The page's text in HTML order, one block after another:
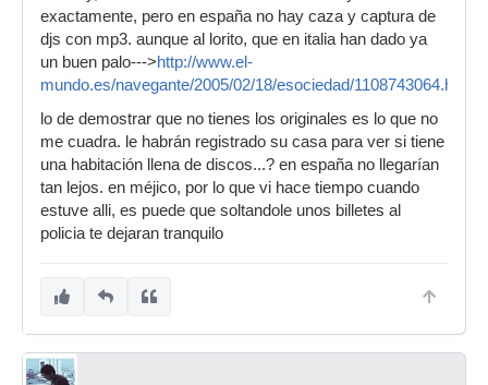
exactamente, pero en españa no hay caza y captura de
djs con mp3. aunque al lorito, que en italia han dado ya
un buen palo--->http://www.el-
mundo.es/navegante/2005/02/18/esociedad/1108743064.html
lo de demostrar que no tienes los originales es lo que no
me cuadra. le habrán registrado su casa para ver si tiene
una habitación llena de discos...? en españa no llegarían
tan lejos. en méjico, por lo que vi hace tiempo cuando
estuve alli, es puede que soltandole unos billetes al
policia te dejaran tranquilo